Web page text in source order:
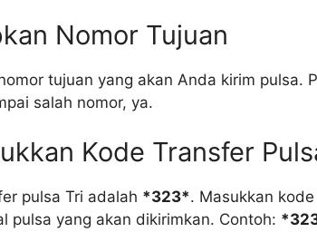
Nomor Tujuan
tujuan yang akan Anda kirim pulsa.
salah nomor, ya.
Kode Transfer
pulsa Tri adalah *323*. Masukkan
pulsa yang akan dikirimkan. Contoh: